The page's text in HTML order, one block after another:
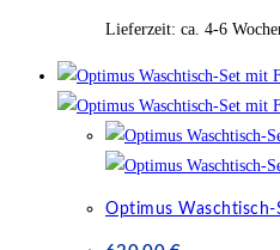
Lieferzeit: ca. 4-6
Optimus Waschtisch-